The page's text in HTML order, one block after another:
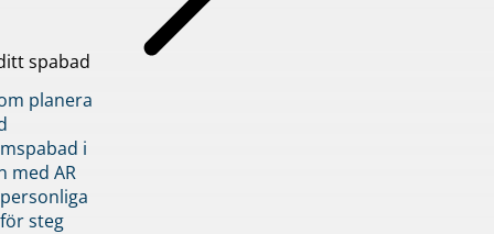
spabad
planera
i
med AR
steg